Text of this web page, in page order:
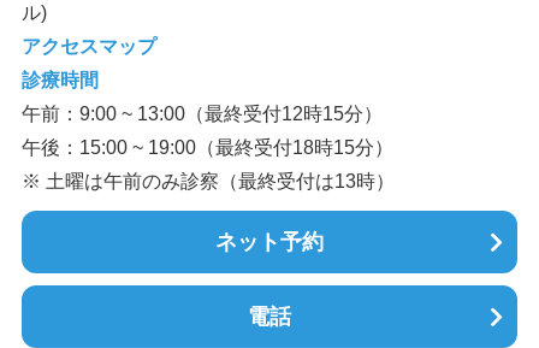
ル)
アクセスマップ
診療時間
午前：9:00 ~ 13:00（最終受付12時15分）
午後：15:00 ~ 19:00（最終受付18時15分）
※ 土曜は午前のみ診察（最終受付は13時）
ネット予約
電話